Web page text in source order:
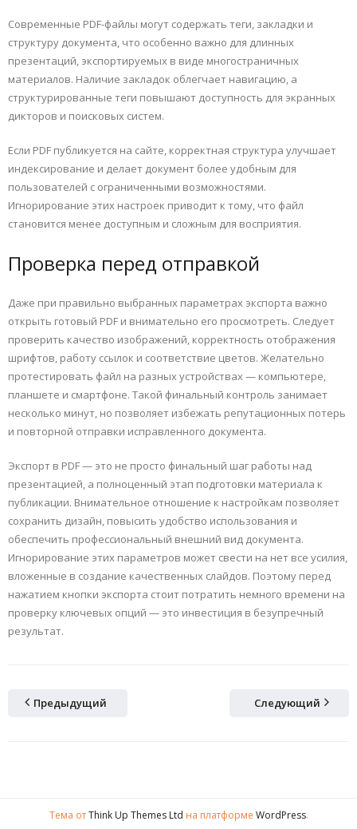
Современные PDF-файлы могут содержать теги, закладки и
структуру документа, что особенно важно для длинных
презентаций, экспортируемых в виде многостраничных
материалов. Наличие закладок облегчает навигацию, а
структурированные теги повышают доступность для экранных
дикторов и поисковых систем.
Если PDF публикуется на сайте, корректная структура улучшает
индексирование и делает документ более удобным для
пользователей с ограниченными возможностями.
Игнорирование этих настроек приводит к тому, что файл
становится менее доступным и сложным для восприятия.
Проверка перед отправкой
Даже при правильно выбранных параметрах экспорта важно
открыть готовый PDF и внимательно его просмотреть. Следует
проверить качество изображений, корректность отображения
шрифтов, работу ссылок и соответствие цветов. Желательно
протестировать файл на разных устройствах — компьютере,
планшете и смартфоне. Такой финальный контроль занимает
несколько минут, но позволяет избежать репутационных потерь
и повторной отправки исправленного документа.
Экспорт в PDF — это не просто финальный шаг работы над
презентацией, а полноценный этап подготовки материала к
публикации. Внимательное отношение к настройкам позволяет
сохранить дизайн, повысить удобство использования и
обеспечить профессиональный внешний вид документа.
Игнорирование этих параметров может свести на нет все усилия,
вложенные в создание качественных слайдов. Поэтому перед
нажатием кнопки экспорта стоит потратить немного времени на
проверку ключевых опций — это инвестиция в безупречный
результат.
Предыдущий Следующий
Тема отThink Up Themes Ltd на платформе WordPress.